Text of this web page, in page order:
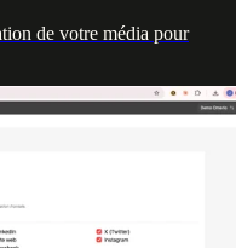
de votre média pour